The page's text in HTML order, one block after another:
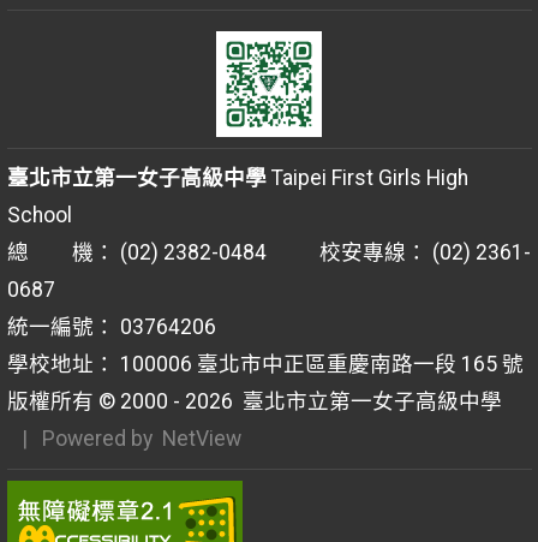
臺北市立第一女子高級中學Taipei First Girls High
School
總 機： (02) 2382-0484 校安專線： (02) 2361-
0687
統一編號： 03764206
學校地址： 100006 臺北市中正區重慶南路一段 165 號
版權所有 © 2000 - 2026 臺北市立第一女子高級中學
| Powered by NetView